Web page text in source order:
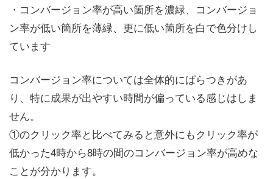
・コンバージョン率が高い箇所を濃緑、コンバージョ
ン率が低い箇所を薄緑、更に低い箇所を白で色分けし
ています
コンバージョン率については全体的にばらつきがあ
り、特に成果が出やすい時間が偏っている感じはしま
せん。
①のクリック率と比べてみると意外にもクリック率が
低かった4時から8時の間のコンバージョン率が高めな
ことが分かります。